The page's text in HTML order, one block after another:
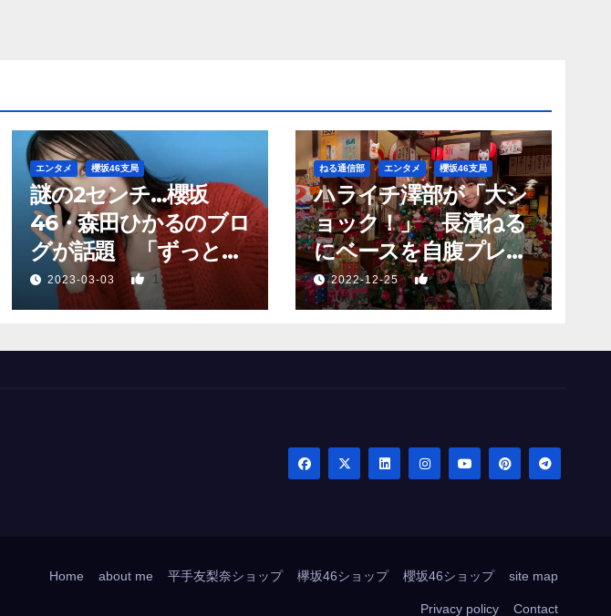
エンタメ 櫻坂46支局
謎の2センチ…櫻坂
46・森田ひかるのブロ
グが話題 「ずっと願
っていた、あれか？」
2023-03-03 1
ねる通信部 エンタメ 櫻坂46支局
ハライチ澤部が「大シ
ョック！」 長濱ねる
にベースを自腹プレゼ
ントするも…
2022-12-25 1
Home about me 平手友梨奈ショップ 欅坂46ショップ 櫻坂46ショップ site map
Privacy policy Contact